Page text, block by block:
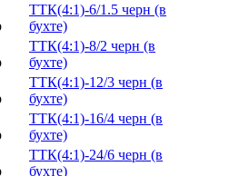
ТТК(4:1)-6/1.5 черн (в
бухте)
ТТК(4:1)-8/2 черн (в
бухте)
ТТК(4:1)-12/3 черн (в
бухте)
ТТК(4:1)-16/4 черн (в
бухте)
ТТК(4:1)-24/6 черн (в
бухте)